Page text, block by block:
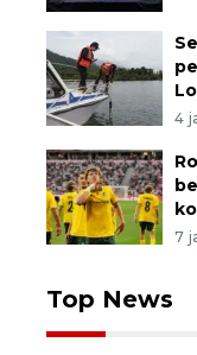
4
7
Top News